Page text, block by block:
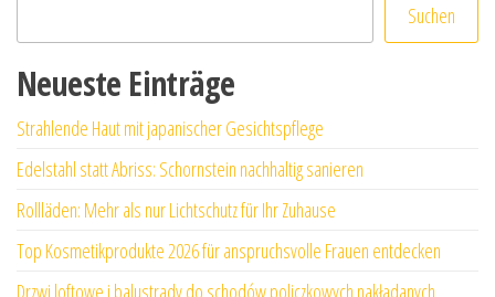
Suchen
Neueste Einträge
Strahlende Haut mit japanischer Gesichtspflege
Edelstahl statt Abriss: Schornstein nachhaltig sanieren
Rollläden: Mehr als nur Lichtschutz für Ihr Zuhause
Top Kosmetikprodukte 2026 für anspruchsvolle Frauen entdecken
Drzwi loftowe i balustrady do schodów policzkowych nakładanych